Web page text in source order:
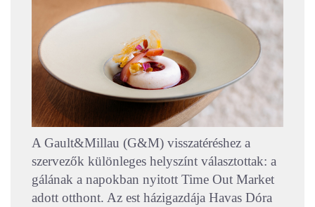
A Gault&Millau (G&M) visszatéréshez a
szervezők különleges helyszínt választottak: a
gálának a napokban nyitott Time Out Market
adott otthont. Az est házigazdája Havas Dóra